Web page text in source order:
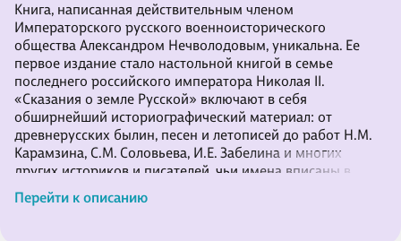
Книга, написанная действительным членом
Императорского русского военно­исторического
общества Александром Нечволодовым, уникальна. Ее
первое издание стало настольной книгой в семье
последнего российского императора Николая II.
«Сказания о земле Русской» включают в себя
обширнейший историографический материал: от
древнерусских былин, песен и летописей до работ Н.М.
Карамзина, С.М. Соловьева, И.Е. Забелина и многих
других историков и писателей, чьи имена вписаны в
золотой фонд истории нашего Отечества. Каждая
страница книги пронизана любовью к России и
Перейти к описанию